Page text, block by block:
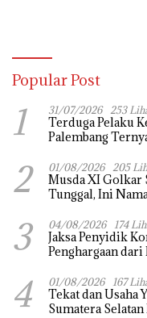
Popular Post
1 31/07/2026 253
Terduga Pelaku
Palembang
2 01/08/2026 205
Musda XI Golkar
Tunggal, Ini
3 04/08/2026 174
Jaksa Penyidik
Penghargaan
4 01/08/2026 167
Tekat dan Usaha Yusuf Malaya Harumkan Nama
Sumatera